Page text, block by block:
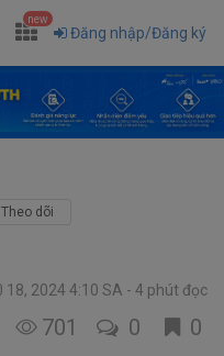
new
Đăng nhập/Đăng ký
Theo dõi
2024 4:10 SA 4 phút đọc
701 0 0